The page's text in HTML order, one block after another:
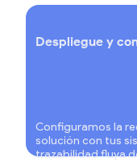
Despliegue y
Configuramos la
solución con tus
trazabilidad fluya